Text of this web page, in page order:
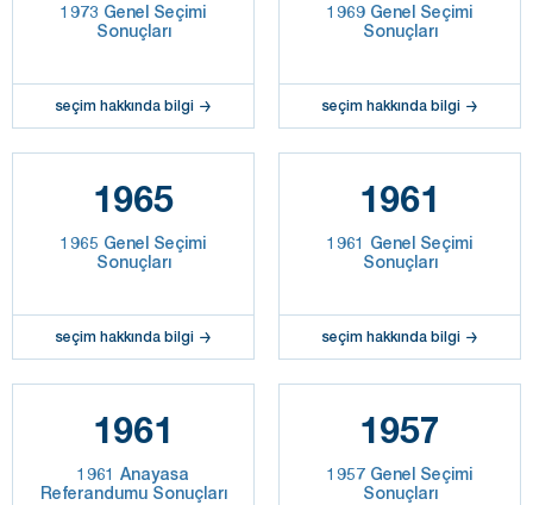
1973 Genel Seçimi
Sonuçları
seçim hakkında bilgi
1969 Genel Seçimi
Sonuçları
seçim hakkında bilgi
1965
1965 Genel Seçimi
Sonuçları
seçim hakkında bilgi
1961
1961 Genel Seçimi
Sonuçları
seçim hakkında bilgi
1961
1961 Anayasa
Referandumu Sonuçları
1957
1957 Genel Seçimi
Sonuçları